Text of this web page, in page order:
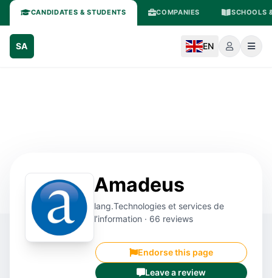
CANDIDATES & STUDENTS COMPANIES SCHOOLS
SA EN
Amadeus
lang.Technologies et services de
l’information · 66 reviews
Endorse this page
Leave a review